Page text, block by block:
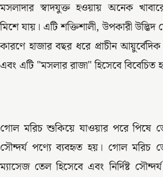
মসলাদার স্বাদযুক্ত হওয়ায় অনেক
মিশে যায়। এটি শক্তিশালী, উপকারী
কারণে হাজার বছর ধরে প্রাচীন
এবং এটি "মসলার রাজা" হিসেবে বিবেচিত
গোল মরিচ শুকিয়ে যাওয়ার পরে পিষে
সৌন্দর্য পণ্যে ব্যবহৃত হয়। গোল মরিচ
ম্যাসেজ তেল হিসেবে এবং নির্দিষ্ট